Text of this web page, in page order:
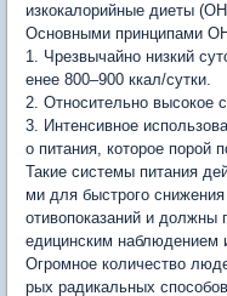
изкокалорийные диеты
Основными принципами
1. Чрезвычайно низкий
енее 800–900 ккал/сутки.
2. Относительно высокое
3. Интенсивное
о питания, которое порой
Такие системы питания
ми для быстрого
отивопоказаний и должны
едицинским наблюдением
Огромное количество
рых радикальных